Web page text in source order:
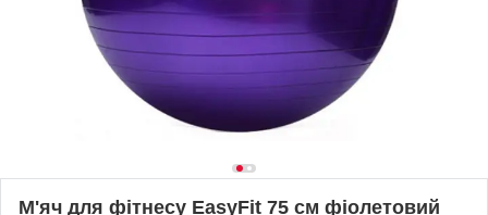
М'яч для фітнесу EasyFit 75 см фіолетовий